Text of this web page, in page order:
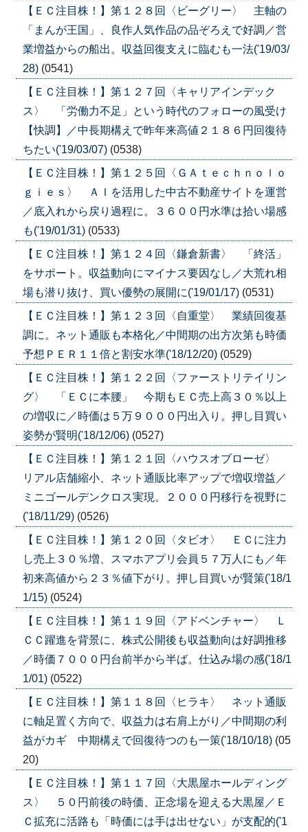
【ＥＣ注目株！】第１２８回〈ビーグリー〉 主軸の
「まんが王国」、良作人気作品の品ぞろえで好調／営
業増益からの船出。収益回復支えに臨むも一法('19/03/
28) (0541)
【ＥＣ注目株！】第１２７回〈キャリアインデック
ス〉 「労働力不足」という時代のフォローの風受け
【快調】／中長期構えで昨年来高値２１８６円回復待
ちたい('19/03/07) (0538)
【ＥＣ注目株！】第１２５回〈ＧＡｔｅｃｈｎｏｌｏ
ｇｉｅｓ〉 ＡＩを活用した中古不動産サイトを運営
／底入れから戻り過程に。３６００円水準は拾い場感
も('19/01/31) (0533)
【ＥＣ注目株！】第１２４回〈鎌倉新書〉 「終活」
をサポート。収益動向にマイナス要因なし／大荒れ相
場も潜り抜け、買い優勢の展開に('19/01/17) (0531)
【ＥＣ注目株！】第１２３回〈自重堂〉 業績回復基
調に。ネット通販も本格化／中間期の出方次第も時価
予想ＰＥＲ１１倍と割安水準('18/12/20) (0529)
【ＥＣ注目株！】第１２２回〈ファーストリテイリン
グ〉 「ＥＣに本腰」 今期もＥＣ売上高３０％以上
の増収に／時価は５万９０００円出入り。押し目買い
姿勢が賢明('18/12/06) (0527)
【ＥＣ注目株！】第１２１回〈ハウスオブローゼ〉
リアル店舗縮小、ネット通販比率アップで増収増益／
ミニゴールデンクロス実現。２０００円移行を視野に
('18/11/29) (0526)
【ＥＣ注目株！】第１２０回〈タビオ〉 ＥＣに注力
し売上３０％増、スマホアプリ会員５７万人にも／年
初来高値から２３％値下がり。押し目買いが賢策('18/1
1/15) (0524)
【ＥＣ注目株！】第１１９回〈アドベンチャー〉 Ｌ
ＣＣ躍進を背景に、株式公開後も収益動向は好調推移
／時価７０００円台前半から半ば。仕込み場の感('18/1
1/01) (0522)
【ＥＣ注目株！】第１１８回〈ヒラキ〉 ネット通販
に軸足置く方向で、収益力は右肩上がり／中間期の利
益がカギ 中期構えで回復待つのも一策('18/10/18) (05
20)
【ＥＣ注目株！】第１１７回〈大黒屋ホールディング
ス〉 ５０円前後の時価、正念場を迎える大黒屋／Ｅ
Ｃ拡充に活路も「時価には手は出せない」が支配的('1